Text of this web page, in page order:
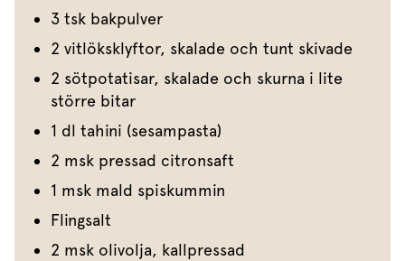
3 tsk bakpulver
2 vitlöksklyftor, skalade och tunt skivade
2 sötpotatisar, skalade och skurna i lite
större bitar
1 dl tahini (sesampasta)
2 msk pressad citronsaft
1 msk mald spiskummin
Flingsalt
2 msk olivolja, kallpressad